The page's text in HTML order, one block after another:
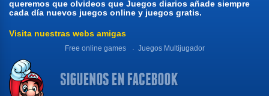
queremos que olvideos que Juegos diarios añade siempre
cada día nuevos juegos online y juegos gratis.
Visita nuestras webs amigas
Free online games Juegos Multijugador